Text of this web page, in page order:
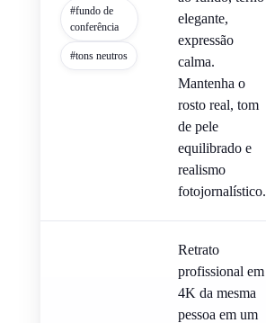
#fundo de
conferência
#tons neutros
elegante,
expressão
calma.
Mantenha o
rosto real, tom
de pele
equilibrado e
realismo
fotojornalístico.
Retrato
profissional em
4K da mesma
pessoa em um